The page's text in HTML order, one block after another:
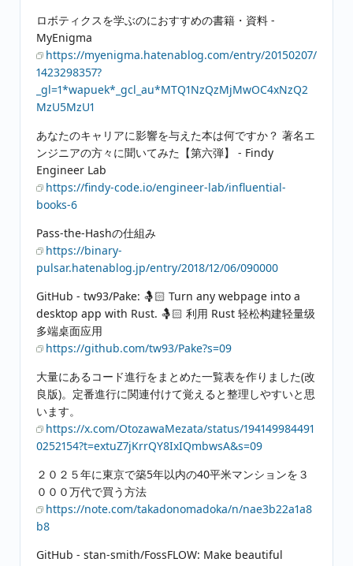
ロボティクスを学ぶのにおすすめの書籍・資料 -
MyEnigma
https://myenigma.hatenablog.com/entry/20150207/
1423298357?
_gl=1*wapuek*_gcl_au*MTQ1NzQzMjMwOC4xNzQ2
MzU5MzU1
あなたのキャリアに影響を与えた本は何ですか？ 著名エ
ンジニアの方々に聞いてみた【第六弾】 - Findy
Engineer Lab
https://findy-code.io/engineer-lab/influential-
books-6
Pass-the-Hashの仕組み
https://binary-
pulsar.hatenablog.jp/entry/2018/12/06/090000
GitHub - tw93/Pake: 🤱🏻 Turn any webpage into a
desktop app with Rust. 🤱🏻 利用 Rust 轻松构建轻量级
多端桌面应用
https://github.com/tw93/Pake?s=09
大量にあるコード進行をまとめた一覧表を作りました(改
良版)。定番進行に関連付けて覚えると整理しやすいと思
います。
https://x.com/OtozawaMezata/status/194149984491
0252154?t=extuZ7jKrrQY8IxIQmbwsA&s=09
２０２５年に東京で築5年以内の40平米マンションを３
０００万代で買う方法
https://note.com/takadonomadoka/n/nae3b22a1a8
b8
GitHub - stan-smith/FossFLOW: Make beautiful